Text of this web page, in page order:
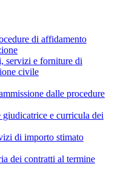
di affidamento
servizi e forniture di
civile
dalle procedure
e curricula dei
di importo stimato
dei contratti al termine